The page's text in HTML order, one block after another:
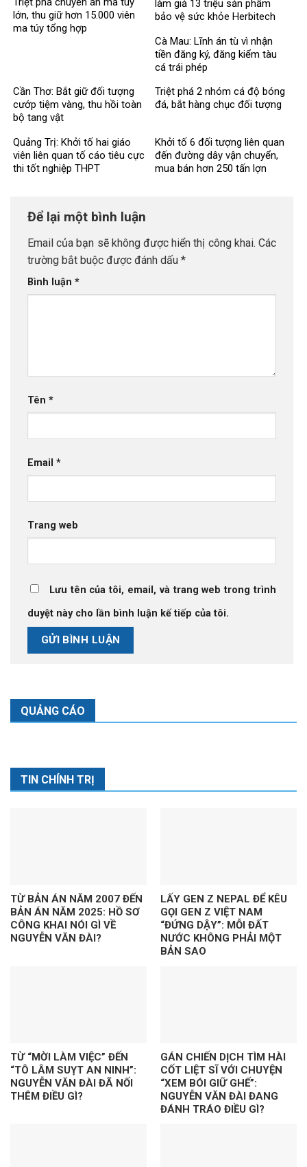
lớn, thu giữ hơn 15.000 viên
ma túy tổng hợp
làm giả 13 triệu sản phẩm
bảo vệ sức khỏe Herbitech
Cà Mau: Lĩnh án tù vì nhận
tiền đăng ký, đăng kiểm tàu
cá trái phép
Cần Thơ: Bắt giữ đối tượng
cướp tiệm vàng, thu hồi toàn
bộ tang vật
Triệt phá 2 nhóm cá độ bóng
đá, bắt hàng chục đối tượng
Quảng Trị: Khởi tố hai giáo
viên liên quan tố cáo tiêu cực
thi tốt nghiệp THPT
Khởi tố 6 đối tượng liên quan
đến đường dây vận chuyển,
mua bán hơn 250 tấn lợn
Để lại một bình luận
Email của bạn sẽ không được hiển thị công khai. Các
trường bắt buộc được đánh dấu *
Bình luận *
Tên *
Email *
Trang web
Lưu tên của tôi, email, và trang web trong trình
duyệt này cho lần bình luận kế tiếp của tôi.
QUẢNG CÁO
TIN CHÍNH TRỊ
TỪ BẢN ÁN NĂM 2007 ĐẾN
BẢN ÁN NĂM 2025: HỒ SƠ
CÔNG KHAI NÓI GÌ VỀ
NGUYỄN VĂN ĐÀI?
LẤY GEN Z NEPAL ĐỂ KÊU
GỌI GEN Z VIỆT NAM
“ĐỨNG DẬY”: MỖI ĐẤT
NƯỚC KHÔNG PHẢI MỘT
BẢN SAO
TỪ “MỜI LÀM VIỆC” ĐẾN
“TÔ LÂM SUỴT AN NINH”:
NGUYỄN VĂN ĐÀI ĐÃ NỐI
THÊM ĐIỀU GÌ?
GÁN CHIẾN DỊCH TÌM HÀI
CỐT LIỆT SĨ VỚI CHUYỆN
“XEM BÓI GIỮ GHẾ”:
NGUYỄN VĂN ĐÀI ĐANG
ĐÁNH TRÁO ĐIỀU GÌ?